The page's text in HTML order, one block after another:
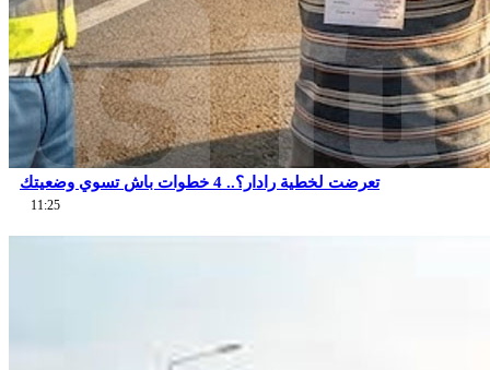
تعرضت لخطية رادار؟.. 4 خطوات باش تسوي وضعيتك
11:25